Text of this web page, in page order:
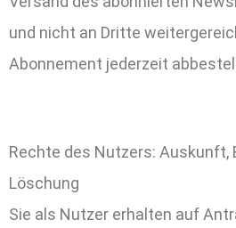
und nicht an Dritte
Abonnement jederzeit
Rechte des Nutzers: Auskunft,
Löschung
Sie als Nutzer erhalten auf